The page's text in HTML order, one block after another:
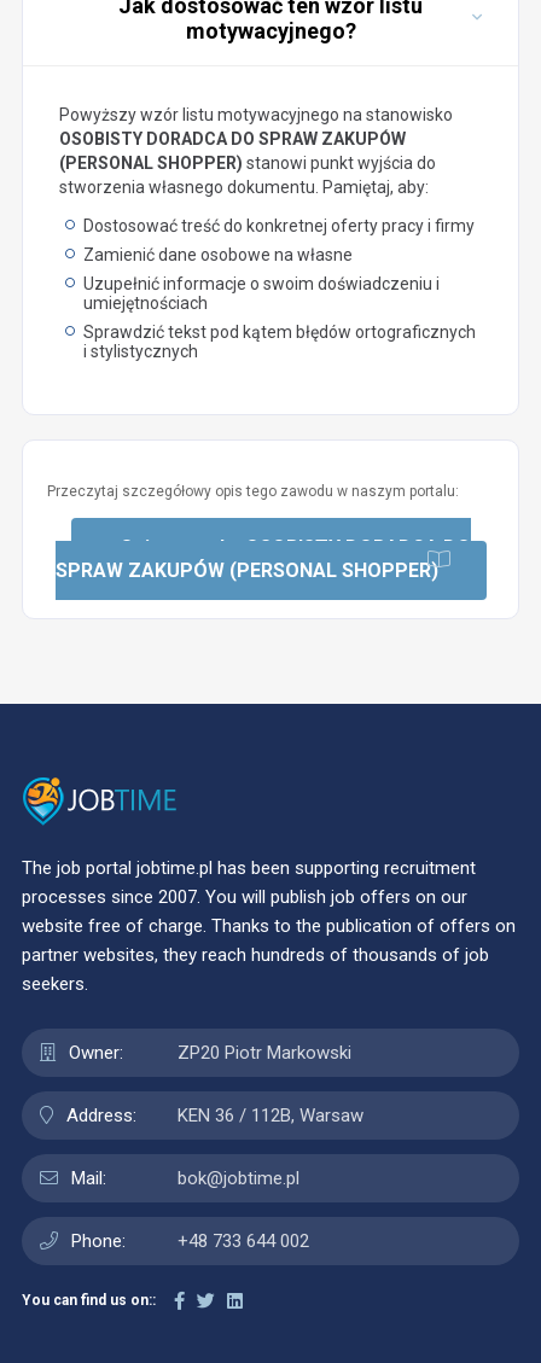
Jak dostosować ten wzór listu
motywacyjnego?
Powyższy wzór listu motywacyjnego na stanowisko
OSOBISTY DORADCA DO SPRAW ZAKUPÓW
(PERSONAL SHOPPER) stanowi punkt wyjścia do
stworzenia własnego dokumentu. Pamiętaj, aby:
Dostosować treść do konkretnej oferty pracy i firmy
Zamienić dane osobowe na własne
Uzupełnić informacje o swoim doświadczeniu i
umiejętnościach
Sprawdzić tekst pod kątem błędów ortograficznych
i stylistycznych
Przeczytaj szczegółowy opis tego zawodu w naszym portalu:
Opis zawodu: OSOBISTY DORADCA DO
SPRAW ZAKUPÓW (PERSONAL SHOPPER)
The job portal jobtime.pl has been supporting recruitment
processes since 2007. You will publish job offers on our
website free of charge. Thanks to the publication of offers on
partner websites, they reach hundreds of thousands of job
seekers.
Owner: ZP20 Piotr Markowski
Address: KEN 36 / 112B, Warsaw
Mail: bok@jobtime.pl
Phone: +48 733 644 002
You can find us on::